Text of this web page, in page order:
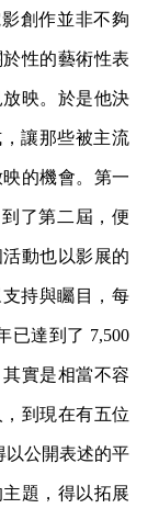
創作並非不夠
性的藝術性表
映。於是他決
讓那些被主流
的機會。第一
了第二屆，便
動也以影展的
持與矚目，每
已達到了 7,500
實是相當不容
到現在有五位
以公開表述的平
題，得以拓展